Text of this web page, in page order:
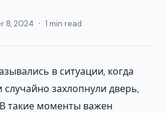
8, 2024 · 1 min read
в ситуации, когда
захлопнули дверь,
такие моменты важен